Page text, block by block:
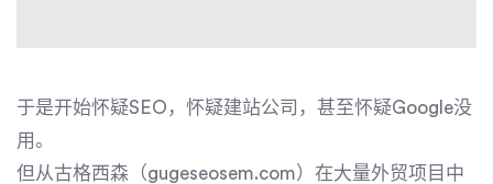
于是开始怀疑SEO，怀疑建站公司，甚至怀疑Google没
用。
但从古格西森（gugeseosem.com）在大量外贸项目中